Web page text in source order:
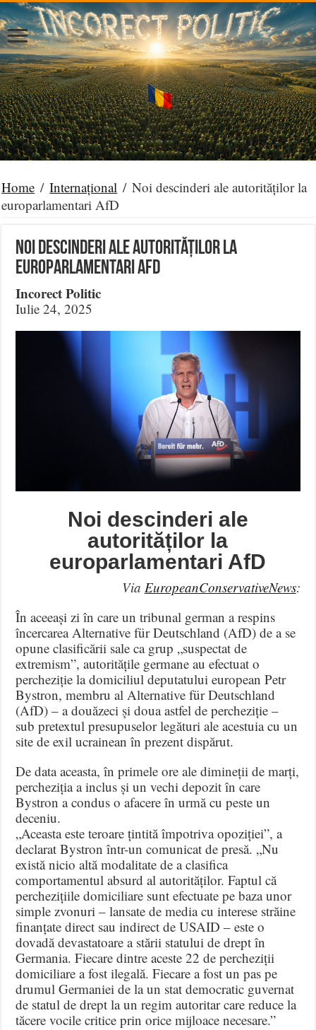
Home / Internațional / Noi descinderi ale autorităților la
europarlamentari AfD
Noi descinderi ale autorităților la
europarlamentari AfD
Incorect Politic
Iulie 24, 2025
Noi descinderi ale
autorităților la
europarlamentari AfD
Via EuropeanConservativeNews:
În aceeași zi în care un tribunal german a respins
încercarea Alternative für Deutschland (AfD) de a se
opune clasificării sale ca grup „suspectat de
extremism”, autoritățile germane au efectuat o
percheziție la domiciliul deputatului european Petr
Bystron, membru al Alternative für Deutschland
(AfD) – a douăzeci și doua astfel de percheziție –
sub pretextul presupuselor legături ale acestuia cu un
site de exil ucrainean în prezent dispărut.
De data aceasta, în primele ore ale dimineții de marți,
percheziția a inclus și un vechi depozit în care
Bystron a condus o afacere în urmă cu peste un
deceniu.
„Aceasta este teroare țintită împotriva opoziției”, a
declarat Bystron într-un comunicat de presă. „Nu
există nicio altă modalitate de a clasifica
comportamentul absurd al autorităților. Faptul că
perchezițiile domiciliare sunt efectuate pe baza unor
simple zvonuri – lansate de media cu interese străine
finanțate direct sau indirect de USAID – este o
dovadă devastatoare a stării statului de drept în
Germania. Fiecare dintre aceste 22 de percheziții
domiciliare a fost ilegală. Fiecare a fost un pas pe
drumul Germaniei de la un stat democratic guvernat
de statul de drept la un regim autoritar care reduce la
tăcere vocile critice prin orice mijloace necesare.”